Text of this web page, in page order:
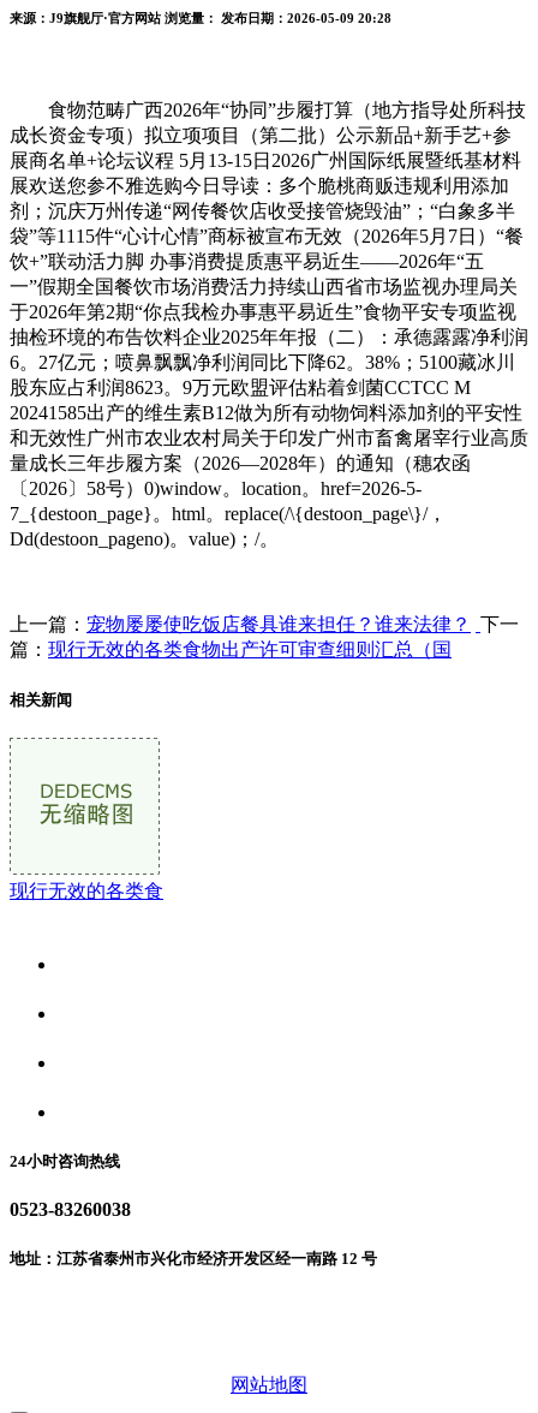
来源：J9旗舰厅·官方网站 浏览量： 发布日期：2026-05-09 20:28
食物范畴广西2026年“协同”步履打算（地方指导处所科技
成长资金专项）拟立项项目（第二批）公示新品+新手艺+参
展商名单+论坛议程 5月13-15日2026广州国际纸展暨纸基材料
展欢送您参不雅选购今日导读：多个脆桃商贩违规利用添加
剂；沉庆万州传递“网传餐饮店收受接管烧毁油”；“白象多半
袋”等1115件“心计心情”商标被宣布无效（2026年5月7日）“餐
饮+”联动活力脚 办事消费提质惠平易近生——2026年“五
一”假期全国餐饮市场消费活力持续山西省市场监视办理局关
于2026年第2期“你点我检办事惠平易近生”食物平安专项监视
抽检环境的布告饮料企业2025年年报（二）：承德露露净利润
6。27亿元；喷鼻飘飘净利润同比下降62。38%；5100藏冰川
股东应占利润8623。9万元欧盟评估粘着剑菌CCTCC M
20241585出产的维生素B12做为所有动物饲料添加剂的平安性
和无效性广州市农业农村局关于印发广州市畜禽屠宰行业高质
量成长三年步履方案（2026—2028年）的通知（穗农函
〔2026〕58号）0)window。location。href=2026-5-
7_{destoon_page}。html。replace(/\{destoon_page\}/，
Dd(destoon_pageno)。value)；/。
上一篇： 宠物屡屡使吃饭店餐具谁来担任？谁来法律？
下一
篇： 现行无效的各类食物出产许可审查细则汇总（国
相关新闻
现行无效的各类食
24小时咨询热线
0523-83260038
地址：江苏省泰州市兴化市经济开发区经一南路 12 号
网站地图